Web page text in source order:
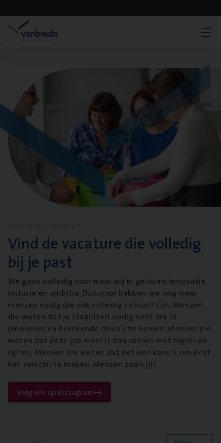
Vind de vacature die volledig
bij je past
We gaan volledig voor waar wij in geloven: innovatie,
inclusie en ambitie. Daarvoor hebben we nog meer
mensen nodig die ook volledig zichzelf zijn. Mensen
die weten dat je stabiliteit nodig hebt om te
innoveren en berekende risico’s te nemen. Mensen die
weten dat deze job meer is dan spelen met regels en
cijfers. Mensen die weten dat het een kans is om écht
het verschil te maken. Mensen zoals jij?
Volg ons op instagram